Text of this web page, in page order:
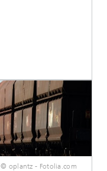
© oplantz - Fotolia.com